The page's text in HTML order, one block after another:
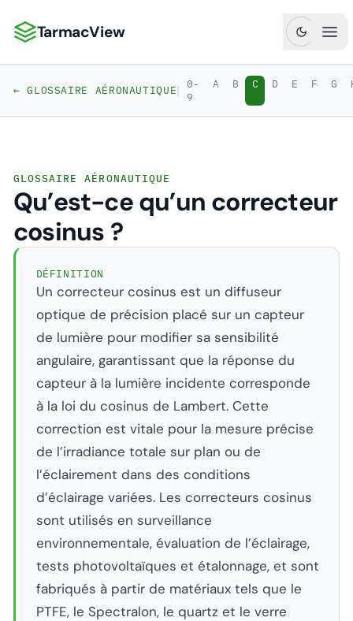
TarmacView : Analyses aéronautiques de précision
TarmacView
← GLOSSAIRE AÉRONAUTIQUE| 0-
9
A B C D E F G
GLOSSAIRE AÉRONAUTIQUE
Qu’est-ce qu’un correcteur
cosinus ?
DÉFINITION
Un correcteur cosinus est un diffuseur
optique de précision placé sur un capteur
de lumière pour modifier sa sensibilité
angulaire, garantissant que la réponse du
capteur à la lumière incidente corresponde
à la loi du cosinus de Lambert. Cette
correction est vitale pour la mesure précise
de l’irradiance totale sur plan ou de
l’éclairement dans des conditions
d’éclairage variées. Les correcteurs cosinus
sont utilisés en surveillance
environnementale, évaluation de l’éclairage,
tests photovoltaïques et étalonnage, et sont
fabriqués à partir de matériaux tels que le
PTFE, le Spectralon, le quartz et le verre